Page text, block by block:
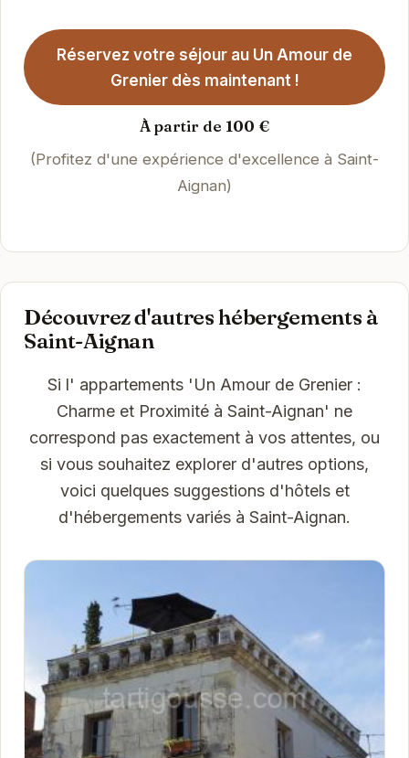
Réservez votre séjour au Un Amour de
Grenier dès maintenant !
À partir de 100 €
(Profitez d'une expérience d'excellence à Saint-
Aignan)
Découvrez d'autres hébergements à
Saint-Aignan
Si l' appartements 'Un Amour de Grenier :
Charme et Proximité à Saint-Aignan' ne
correspond pas exactement à vos attentes, ou
si vous souhaitez explorer d'autres options,
voici quelques suggestions d'hôtels et
d'hébergements variés à Saint-Aignan.